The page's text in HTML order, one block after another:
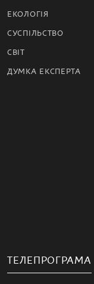
ЕКОЛОГІЯ
СУСПІЛЬСТВО
СВІТ
ДУМКА ЕКСПЕРТА
ТЕЛЕПРОГРАМА